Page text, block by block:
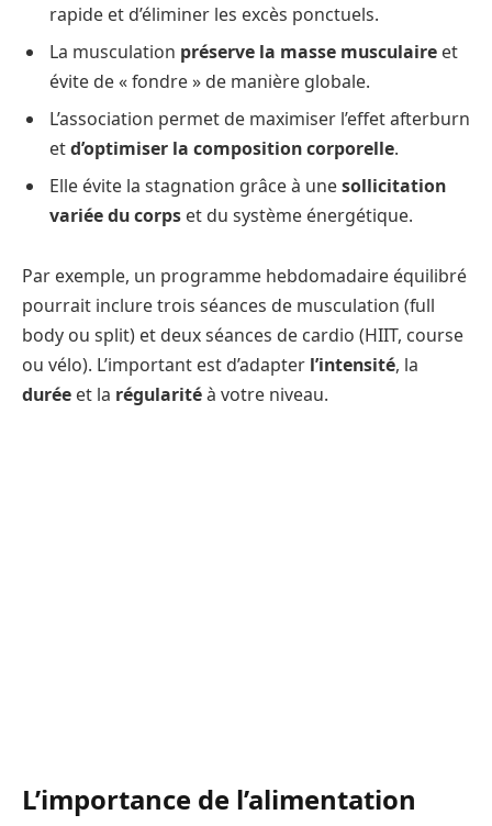
rapide et d’éliminer les excès ponctuels.
La musculation préserve la masse musculaire et
évite de « fondre » de manière globale.
L’association permet de maximiser l’effet afterburn
etd’optimiser la composition corporelle.
Elle évite la stagnation grâce à unesollicitation
variée du corps et du système énergétique.
Par exemple, un programme hebdomadaire équilibré
pourrait inclure trois séances de musculation (full
body ou split) et deux séances de cardio (HIIT, course
ou vélo). L’important est d’adapter l’intensité, la
durée et la régularitéà votre niveau.
L’importance de l’alimentation